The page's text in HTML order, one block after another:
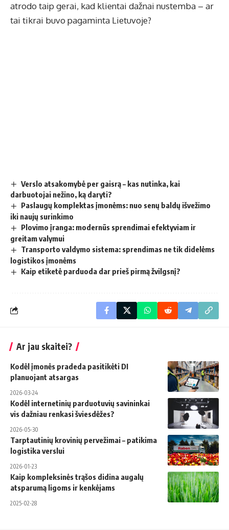
atrodo taip gerai, kad klientai dažnai nustemba – ar
tai tikrai buvo pagaminta Lietuvoje?
Verslo atsakomybė per gaisrą – kas nutinka, kai
darbuotojai nežino, ką daryti?
Paslaugų komplektas įmonėms: nuo senų baldų išvežimo
iki naujų surinkimo
Plovimo įranga: modernūs sprendimai efektyviam ir
greitam valymui
Transporto valdymo sistema: sprendimas ne tik didelėms
logistikos įmonėms
Kaip etiketė parduoda dar prieš pirmą žvilgsnį?
Ar jau skaitei?
Kodėl įmonės pradeda pasitikėti DI
planuojant atsargas
2026-03-24
Kodėl internetinių parduotuvių savininkai
vis dažniau renkasi šviesdėžes?
2026-05-30
Tarptautinių krovinių pervežimai – patikima
logistika verslui
2026-01-23
Kaip kompleksinės trąšos didina augalų
atsparumą ligoms ir kenkėjams
2025-02-28